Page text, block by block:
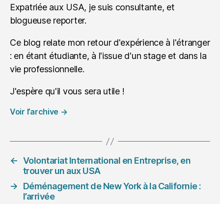
Expatriée aux USA, je suis consultante, et
blogueuse reporter.
Ce blog relate mon retour d'expérience à l'étranger
: en étant étudiante, à l'issue d'un stage et dans la
vie professionnelle.
J'espère qu'il vous sera utile !
Voir l’archive →
← Volontariat International en Entreprise, en
trouver un aux USA
→
Déménagement de New York à la Californie :
l’arrivée